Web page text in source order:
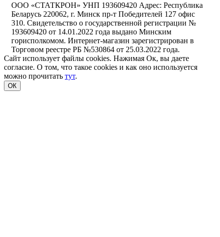
ООО «СТАТКРОН» УНП 193609420 Адрес: Республика
Беларусь 220062, г. Минск пр-т Победителей 127 офис
310. Свидетельство о государственной регистрации №
193609420 от 14.01.2022 года выдано Минским
горисполкомом. Интернет-магазин зарегистрирован в
Торговом реестре РБ №530864 от 25.03.2022 года.
Сайт использует файлы cookies. Нажимая Ок, вы даете
согласие. О том, что такое cookies и как оно используется
можно прочитать тут.
ОК